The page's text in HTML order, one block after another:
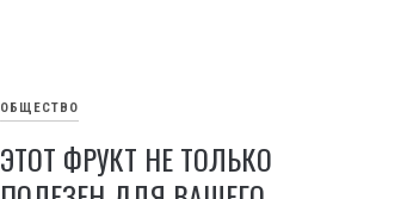
ОБЩЕСТВО
ЭТОТ ФРУКТ НЕ ТОЛЬКО